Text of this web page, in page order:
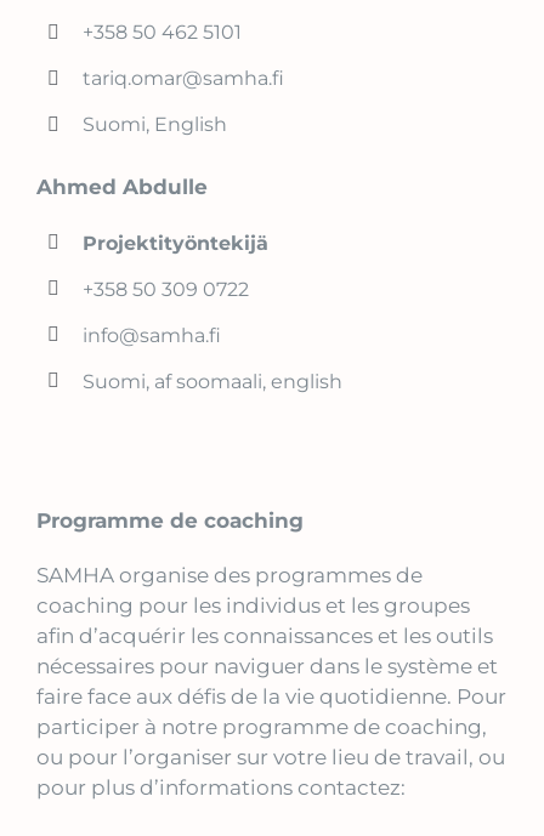
+358 50 462 5101
tariq.omar@samha.fi
Suomi, English
Ahmed Abdulle
Projektityöntekijä
+358 50 309 0722
info@samha.fi
Suomi, af soomaali, english
Programme de coaching
SAMHA organise des programmes de
coaching pour les individus et les groupes
afin d’acquérir les connaissances et les outils
nécessaires pour naviguer dans le système et
faire face aux défis de la vie quotidienne. Pour
participer à notre programme de coaching,
ou pour l’organiser sur votre lieu de travail, ou
pour plus d’informations contactez: